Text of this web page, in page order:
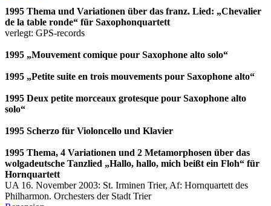
1995 Thema und Variationen über das franz. Lied: „Chevalier
de la table ronde“ für Saxophonquartett
verlegt: GPS-records
1995 „Mouvement comique pour Saxophone alto solo“
1995 „Petite suite en trois mouvements pour Saxophone alto“
1995 Deux petite morceaux grotesque pour Saxophone alto
solo“
1995 Scherzo für Violoncello und Klavier
1995 Thema, 4 Variationen und 2 Metamorphosen über das
wolgadeutsche Tanzlied „Hallo, hallo, mich beißt ein Floh“ für
Hornquartett
UA 16. November 2003: St. Irminen Trier, Af: Hornquartett des
Philharmon. Orchesters der Stadt Trier